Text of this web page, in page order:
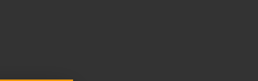
★★★★★